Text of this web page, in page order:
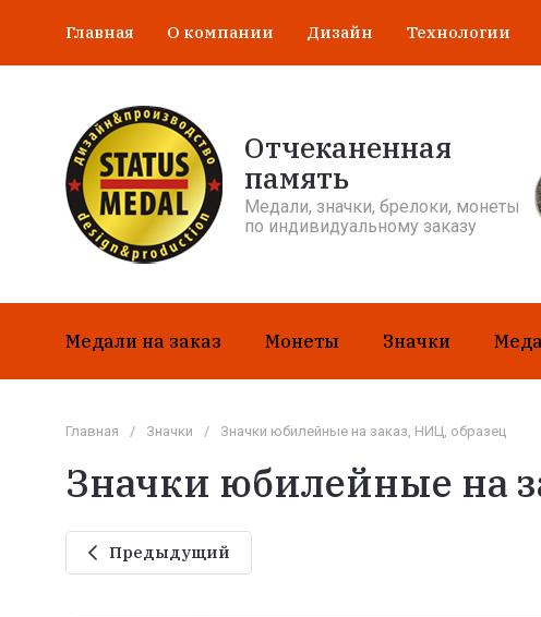
Главная О компании Дизайн Технологии
Отчеканенная
память
Медали, значки, брелоки, монеты
по индивидуальному заказу
Медали на заказ Монеты Значки
Главная / Значки / Значки юбилейные на заказ, НИЦ, образец
Значки юбилейные на
Предыдущий